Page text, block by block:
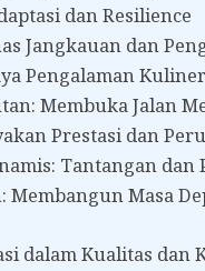
dan Resilience
Jangkauan dan
Pengalaman
Membuka Jalan
Prestasi dan
Tantangan dan
Masa
dalam Kualitas dan